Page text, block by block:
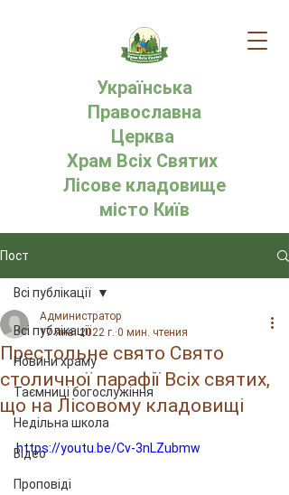
Українська
Православна
Церква
Храм Всіх Святих
Лісове кладовище
місто Київ
Пост
Всі публікації
Новини храму
Таємниці богослужіння
Недільна школа
Відео
Проповіді
Всі публікації
Престольне свято Свято
столичної парафії Всіх святих,
що на Лісовому кладовищі
Администратор
17 янв. 2022 г. 0 мин. чтения
https://youtu.be/Cv-3nLZubmw